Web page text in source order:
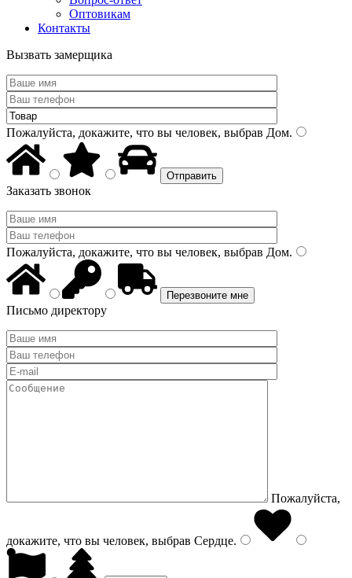
Оптовикам
Контакты
Вызвать замерщика
Пожалуйста, докажите, что вы человек, выбрав Дом.
Заказать звонок
Пожалуйста, докажите, что вы человек, выбрав Дом.
Письмо директору
Пожалуйста,
докажите, что вы человек, выбрав Сердце.